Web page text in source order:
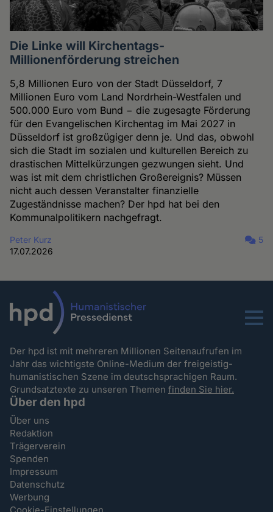
Die Linke will Kirchentags-
Millionenförderung streichen
5,8 Millionen Euro von der Stadt Düsseldorf, 7
Millionen Euro vom Land Nordrhein-Westfalen und
500.000 Euro vom Bund − die zugesagte Förderung
für den Evangelischen Kirchentag im Mai 2027 in
Düsseldorf ist großzügiger denn je. Und das, obwohl
sich die Stadt im sozialen und kulturellen Bereich zu
drastischen Mittelkürzungen gezwungen sieht. Und
was ist mit dem christlichen Großereignis? Müssen
nicht auch dessen Veranstalter finanzielle
Zugeständnisse machen? Der hpd hat bei den
Kommunalpolitikern nachgefragt.
Peter Kurz
17.07.2026
5
Menu
Der hpd ist mit mehreren Millionen Seitenaufrufen im
Jahr das wichtigste Online-Medium der freigeistig-
humanistischen Szene im deutschsprachigen Raum.
Grundsatztexte zu unseren Themenfinden Sie hier.
Über den hpd
Über uns
Redaktion
Trägerverein
Spenden
Impressum
Datenschutz
Werbung